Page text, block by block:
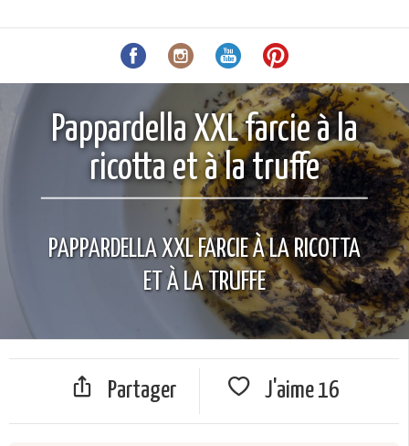
Pappardella XXL farcie à la
ricotta et à la truffe
PAPPARDELLA XXL FARCIE À LA RICOTTA
ET À LA TRUFFE
Partager J'aime16